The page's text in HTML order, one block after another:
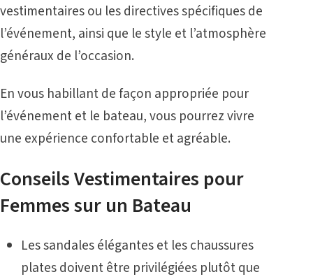
vestimentaires ou les directives spécifiques de
l’événement, ainsi que le style et l’atmosphère
généraux de l’occasion.
En vous habillant de façon appropriée pour
l’événement et le bateau, vous pourrez vivre
une expérience confortable et agréable.
Conseils Vestimentaires pour
Femmes sur un Bateau
Les sandales élégantes et les chaussures
plates doivent être privilégiées plutôt que